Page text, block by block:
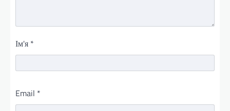
Ім'я *
Email *